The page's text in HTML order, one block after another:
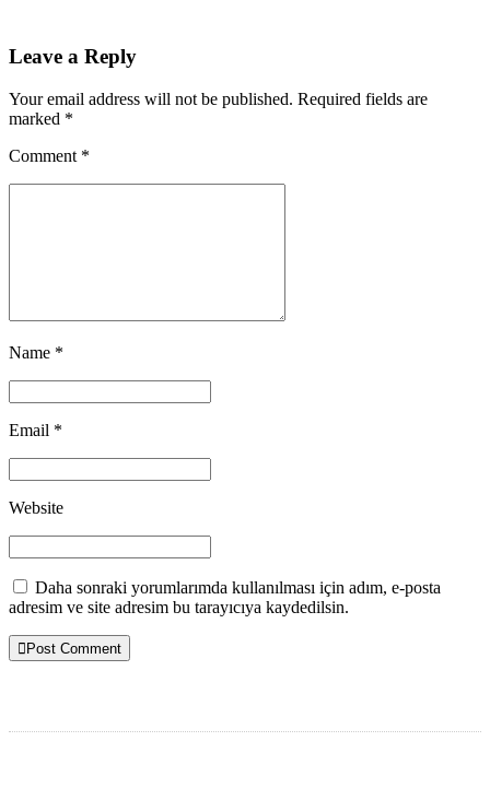
Leave a Reply
Your email address will not be published. Required fields are
marked *
Comment *
Name *
Email *
Website
Daha sonraki yorumlarımda kullanılması için adım, e-posta
adresim ve site adresim bu tarayıcıya kaydedilsin.
Post Comment